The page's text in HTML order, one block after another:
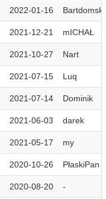
2022-01-16 Bartdomski
2021-12-21 mICHAŁ
2021-10-27 Nart
2021-07-15 Luq
2021-07-14 Dominik
2021-06-03 darek
2021-05-17 my
2020-10-26 PłaskiPan
2020-08-20 -